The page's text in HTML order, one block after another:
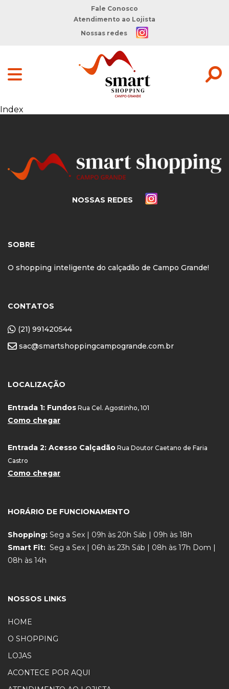
Fale Conosco
Atendimento ao Lojista
Nossas redes
Index
NOSSAS REDES
SOBRE
O shopping inteligente do calçadão de Campo Grande!
CONTATOS
(21) 991420544
sac@smartshoppingcampogrande.com.br
LOCALIZAÇÃO
Entrada 1: Fundos Rua Cel. Agostinho, 101
Como chegar
Entrada 2: Acesso Calçadão Rua Doutor Caetano de Faria
Castro
Como chegar
HORÁRIO DE FUNCIONAMENTO
Shopping: Seg a Sex | 09h às 20h Sáb | 09h às 18h
Smart Fit: Seg a Sex | 06h às 23h Sáb | 08h às 17h Dom |
08h às 14h
NOSSOS LINKS
HOME
O SHOPPING
LOJAS
ACONTECE POR AQUI